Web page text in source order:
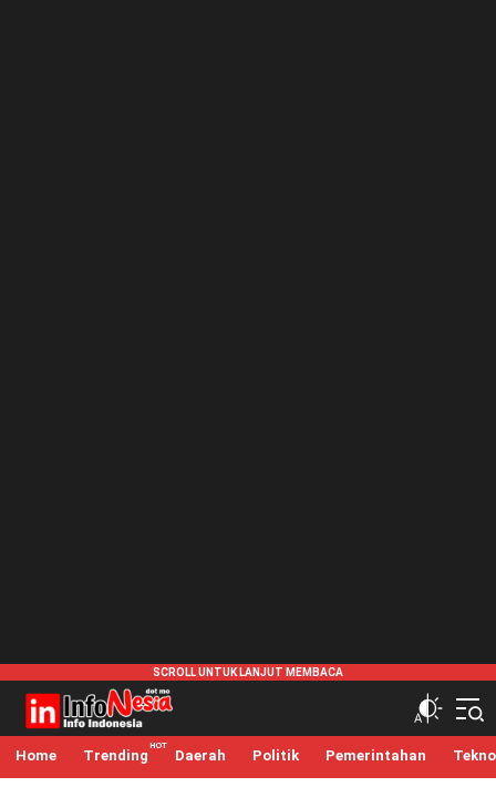
infonesia.me
Info Indonesia
Home Trending Daerah Politik Pemerintahan Tekno